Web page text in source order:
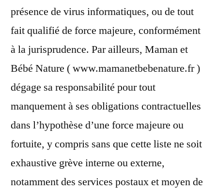
présence de virus informatiques, ou de tout
fait qualifié de force majeure, conformément
à la jurisprudence. Par ailleurs, Maman et
Bébé Nature ( www.mamanetbebenature.fr )
dégage sa responsabilité pour tout
manquement à ses obligations contractuelles
dans l’hypothèse d’une force majeure ou
fortuite, y compris sans que cette liste ne soit
exhaustive grève interne ou externe,
notamment des services postaux et moyen de